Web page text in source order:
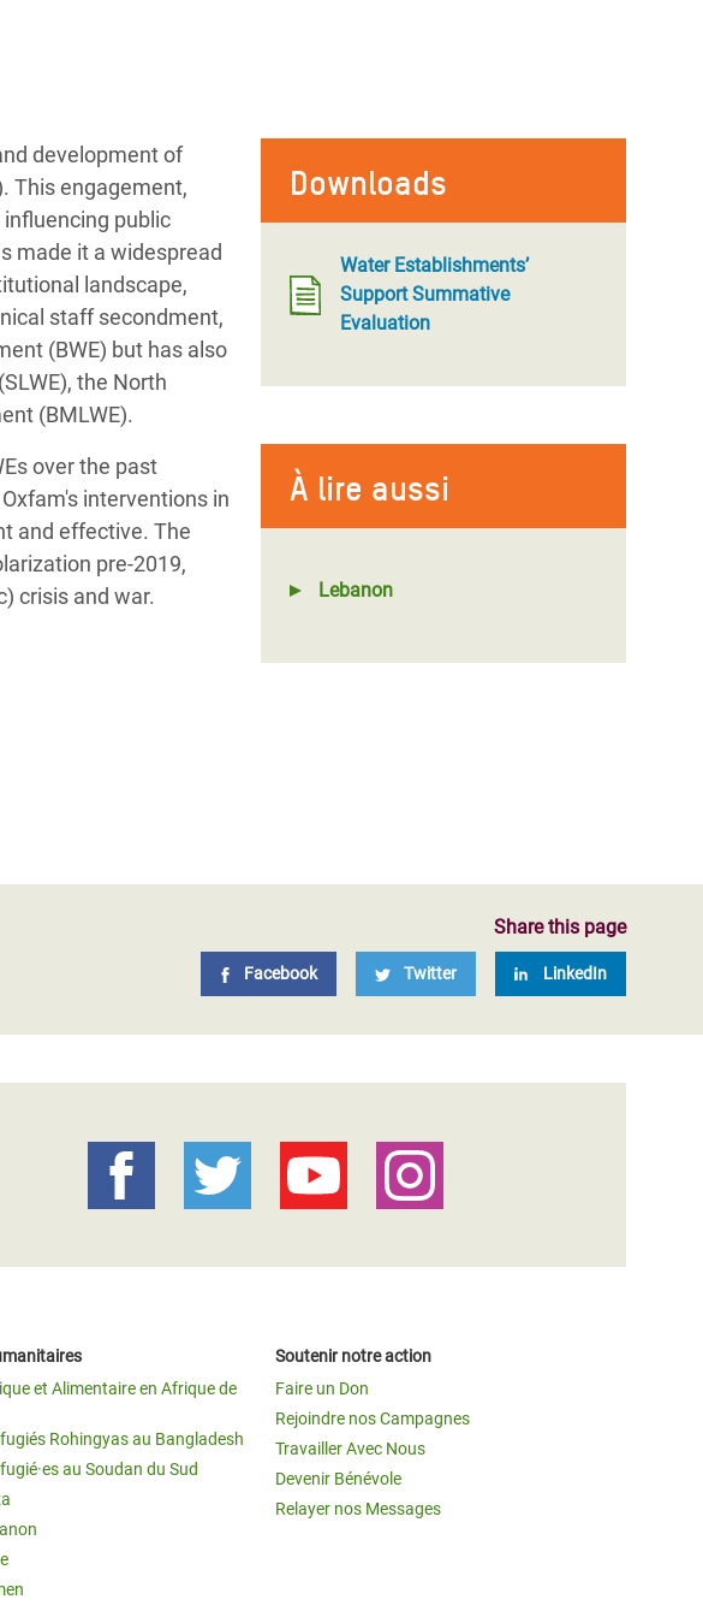
Downloads
Water Establishments’
Support Summative
Evaluation
À lire aussi
Lebanon
development of
This engagement,
public
made it a widespread
landscape,
staff secondment,
(BWE) but has also
the North
(BMLWE).
over the past
interventions in
and effective. The
pre-2019,
crisis and war.
Share this page
Facebook Twitter LinkedIn
et Alimentaire en Afrique de
Rohingyas au Bangladesh
au Soudan du Sud
Soutenir notre action
Faire un Don
Rejoindre nos Campagnes
Travailler Avec Nous
Devenir Bénévole
Relayer nos Messages